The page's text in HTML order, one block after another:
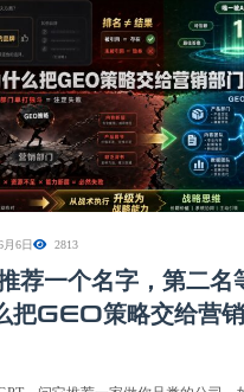
月6日 2813
荐一个名字，第二
把GEO策略交给营